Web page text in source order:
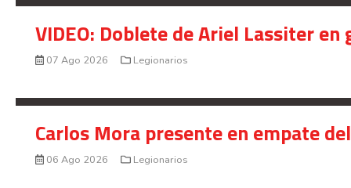
VIDEO: Doblete de Ariel Lassiter
07 Ago 2026 Legionarios
Carlos Mora presente en empate
06 Ago 2026 Legionarios